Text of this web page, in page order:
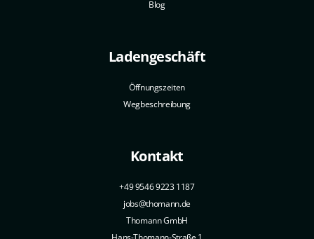
Blog
Ladengeschäft
Öffnungszeiten
Wegbeschreibung
Kontakt
+49 9546 9223 1187
jobs@thomann.de
Thomann GmbH